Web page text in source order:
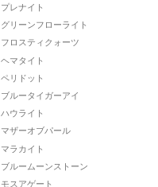
プレナイト
グリーンフローライト
フロスティクォーツ
ヘマタイト
ペリドット
ブルータイガーアイ
ハウライト
マザーオブパール
マラカイト
ブルームーンストーン
モスアゲート